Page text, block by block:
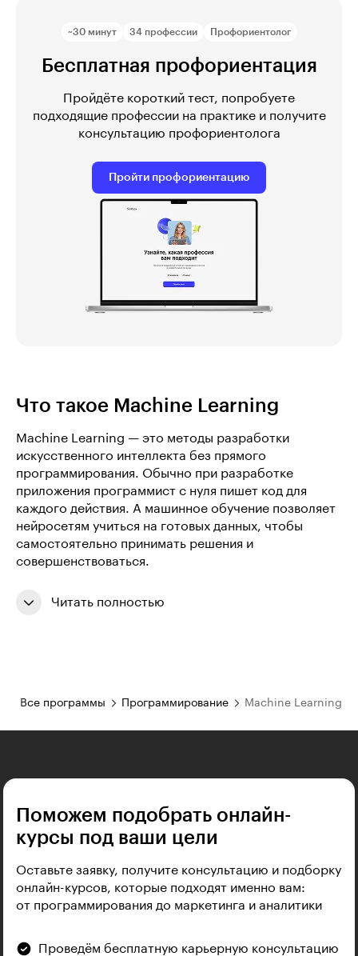
~30 минут 34 профессии Профориентолог
Бесплатная профориентация
Пройдёте короткий тест, попробуете
подходящие профессии на практике и получите
консультацию профориентолога
Пройти профориентацию
Что такое Machine Learning
Machine Learning — это методы разработки
искусственного интеллекта без прямого
программирования. Обычно при разработке
приложения программист с нуля пишет код для
каждого действия. А машинное обучение позволяет
нейросетям учиться на готовых данных, чтобы
самостоятельно принимать решения и
совершенствоваться.
Читать полностью
Все программы Программирование Machine Learning
Поможем подобрать онлайн-
курсы под ваши цели
Оставьте заявку, получите консультацию и подборку
онлайн-курсов, которые подходят именно вам:
от программирования до маркетинга и аналитики
Проведём бесплатную карьерную консультацию